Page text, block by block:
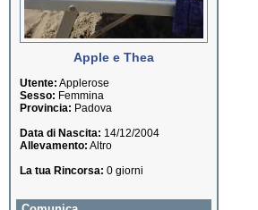
Apple e Thea
Utente: Applerose
Sesso: Femmina
Provincia: Padova
Data di Nascita: 14/12/2004
Allevamento: Altro
La tua Rincorsa: 0 giorni